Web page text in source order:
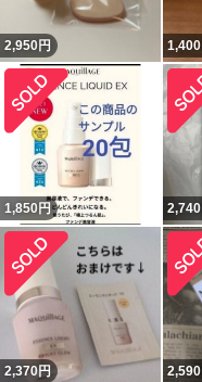
2,950円 1,400
1,850 円 2,740
2,370円 2,590